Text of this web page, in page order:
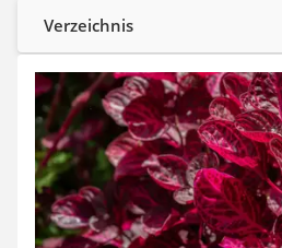
Stihl-Laubbläser
Minidumper
Verzeichnis